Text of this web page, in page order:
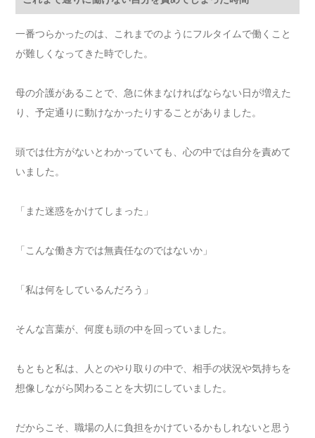
一番つらかったのは、これまでのようにフルタイムで働くこと
が難しくなってきた時でした。
母の介護があることで、急に休まなければならない日が増えた
り、予定通りに動けなかったりすることがありました。
頭では仕方がないとわかっていても、心の中では自分を責めて
いました。
「また迷惑をかけてしまった」
「こんな働き方では無責任なのではないか」
「私は何をしているんだろう」
そんな言葉が、何度も頭の中を回っていました。
もともと私は、人とのやり取りの中で、相手の状況や気持ちを
想像しながら関わることを大切にしていました。
だからこそ、職場の人に負担をかけているかもしれないと思う